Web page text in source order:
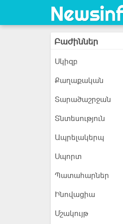
Բաժիններ
Սկիզբ
Քաղաքական
Տարածաշրջան
Տնտեսություն
Ապրելակերպ
Սպորտ
Պատահարներ
Ինովացիա
Մշակույթ